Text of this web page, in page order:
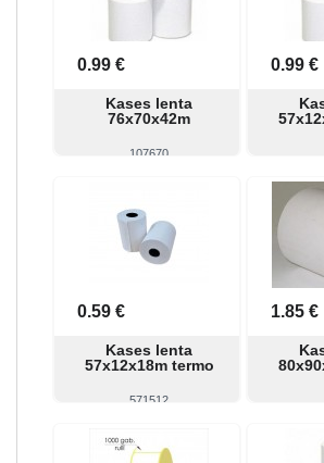
0.99 €
Kases lenta
76x70x42m
107670
0.99 €
0.59 €
Kases lenta
57x12x18m termo
571512
1.85 €